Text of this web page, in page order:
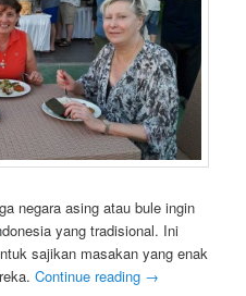
negara asing atau bule ingin
yang tradisional. Ini
sajikan masakan yang enak
Continue reading →